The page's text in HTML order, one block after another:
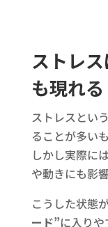
ストレ
も現れる
ストレスとい
ることが多いも
しかし実際に
や動きにも影
こうした状態
ード”に入りや